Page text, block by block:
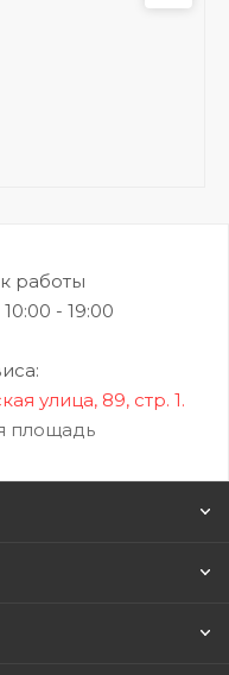
работы
- 19:00
улица, 89, стр. 1.
площадь